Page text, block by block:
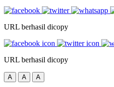
URL berhasil dicopy
URL berhasil dicopy
A A A